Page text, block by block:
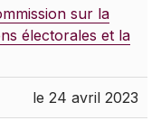
sur la
électorales et la
le 24 avril 2023